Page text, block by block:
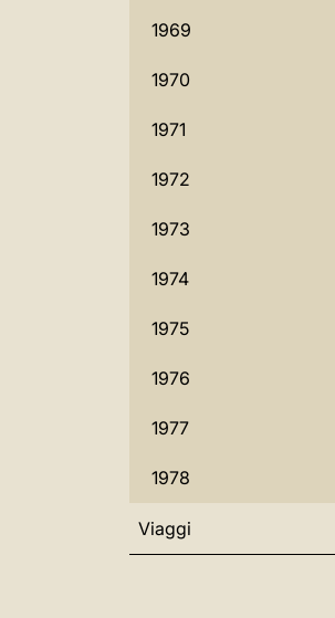
1969
1970
1971
1972
1973
1974
1975
1976
1977
1978
Viaggi